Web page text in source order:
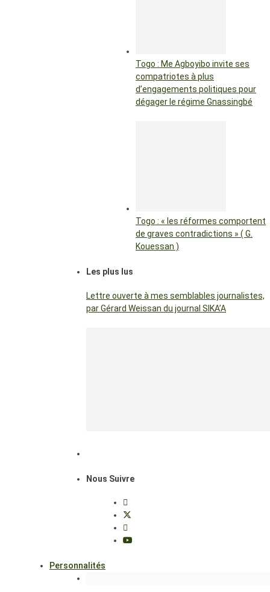
Togo : Me Agboyibo invite ses
compatriotes à plus
d’engagements politiques pour
dégager le régime Gnassingbé
Togo : « les réformes comportent
de graves contradictions » ( G.
Kouessan )
Les plus lus
Lettre ouverte à mes semblables journalistes,
par Gérard Weissan du journal SIKA’A
Nous Suivre
Personnalités